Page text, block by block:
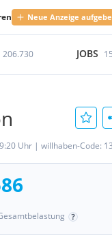
Neue Anzeige
206.730 JOBS
Uhr | willhaben-Code: